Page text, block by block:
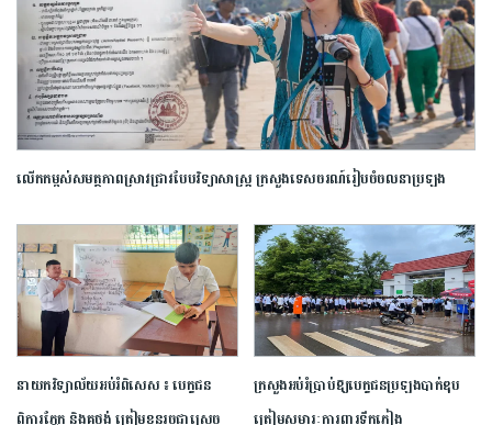
លើកកម្ពស់​សមត្ថភាព​ស្រាវជ្រាវ​បែប​វិទ្យាសាស្ត្រ​ ក្រសួង​ទេសចរណ៍​រៀបចំ​ចលនា​ប្រឡង​
នាយក​វិទ្យាល័យ​អប់រំ​ពិសេស​ ​៖ ​បេក្ខជន​
ពិការ​ភ្នែក​ និង​គថ្លង់​ ត្រៀមខ្លួន​រួច​ជាស្រេច​
ក្រសួង​អប់រំ​ប្រាប់​ឱ្យ​បេក្ខជន​ប្រឡង​បាក់ឌុប​
ត្រៀម​សម្ភារៈ​ការពារ​ទឹកភ្លៀង​